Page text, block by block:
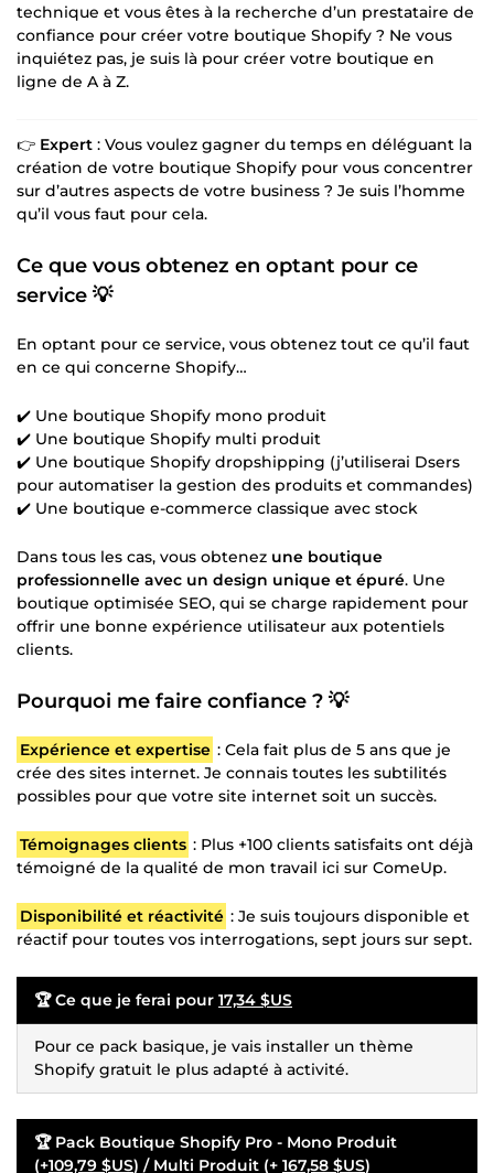
technique et vous êtes à la recherche d’un prestataire de
confiance pour créer votre boutique Shopify ? Ne vous
inquiétez pas, je suis là pour créer votre boutique en
ligne de A à Z.
👉 Expert : Vous voulez gagner du temps en déléguant la
création de votre boutique Shopify pour vous concentrer
sur d’autres aspects de votre business ? Je suis l’homme
qu’il vous faut pour cela.
Ce que vous obtenez en optant pour ce
service 💡
En optant pour ce service, vous obtenez tout ce qu’il faut
en ce qui concerne Shopify…
✔️ Une boutique Shopify mono produit
✔️ Une boutique Shopify multi produit
✔️ Une boutique Shopify dropshipping (j’utiliserai Dsers
pour automatiser la gestion des produits et commandes)
✔️ Une boutique e-commerce classique avec stock
Dans tous les cas, vous obtenez une boutique
professionnelle avec un design unique et épuré. Une
boutique optimisée SEO, qui se charge rapidement pour
offrir une bonne expérience utilisateur aux potentiels
clients.
Pourquoi me faire confiance ? 💡
Expérience et expertise : Cela fait plus de 5 ans que je
crée des sites internet. Je connais toutes les subtilités
possibles pour que votre site internet soit un succès.
Témoignages clients : Plus +100 clients satisfaits ont déjà
témoigné de la qualité de mon travail ici sur ComeUp.
Disponibilité et réactivité : Je suis toujours disponible et
réactif pour toutes vos interrogations, sept jours sur sept.
🏆 Ce que je ferai pour 17,34 $US
Pour ce pack basique, je vais installer un thème
Shopify gratuit le plus adapté à activité.
🏆 Pack Boutique Shopify Pro - Mono Produit
(+109,79 $US) / Multi Produit (+ 167,58 $US)